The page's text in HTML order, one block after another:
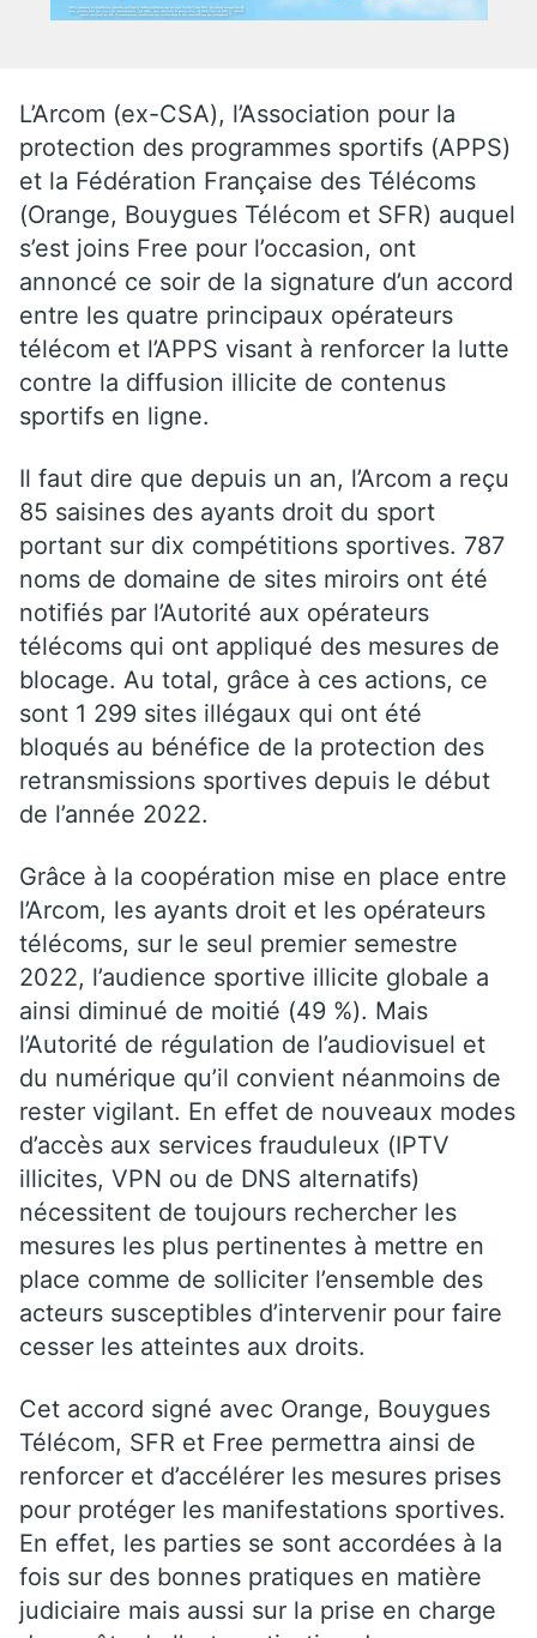
L’Arcom (ex-CSA), l’Association pour la
protection des programmes sportifs (APPS)
et la Fédération Française des Télécoms
(Orange, Bouygues Télécom et SFR) auquel
s’est joins Free pour l’occasion, ont
annoncé ce soir de la signature d’un accord
entre les quatre principaux opérateurs
télécom et l’APPS visant à renforcer la lutte
contre la diffusion illicite de contenus
sportifs en ligne.
Il faut dire que depuis un an, l’Arcom a reçu
85 saisines des ayants droit du sport
portant sur dix compétitions sportives. 787
noms de domaine de sites miroirs ont été
notifiés par l’Autorité aux opérateurs
télécoms qui ont appliqué des mesures de
blocage. Au total, grâce à ces actions, ce
sont 1 299 sites illégaux qui ont été
bloqués au bénéfice de la protection des
retransmissions sportives depuis le début
de l’année 2022.
Grâce à la coopération mise en place entre
l’Arcom, les ayants droit et les opérateurs
télécoms, sur le seul premier semestre
2022, l’audience sportive illicite globale a
ainsi diminué de moitié (49 %). Mais
l’Autorité de régulation de l’audiovisuel et
du numérique qu’il convient néanmoins de
rester vigilant. En effet de nouveaux modes
d’accès aux services frauduleux (IPTV
illicites, VPN ou de DNS alternatifs)
nécessitent de toujours rechercher les
mesures les plus pertinentes à mettre en
place comme de solliciter l’ensemble des
acteurs susceptibles d’intervenir pour faire
cesser les atteintes aux droits.
Cet accord signé avec Orange, Bouygues
Télécom, SFR et Free permettra ainsi de
renforcer et d’accélérer les mesures prises
pour protéger les manifestations sportives.
En effet, les parties se sont accordées à la
fois sur des bonnes pratiques en matière
judiciaire mais aussi sur la prise en charge